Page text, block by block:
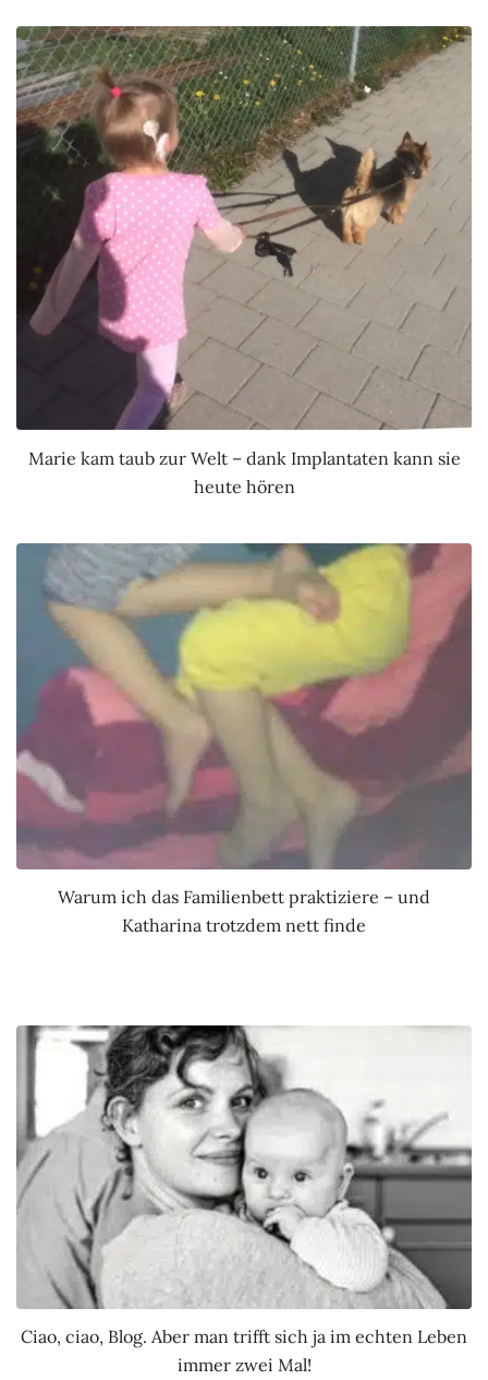
Marie kam taub zur Welt – dank Implantaten kann sie
heute hören
Warum ich das Familienbett praktiziere – und
Katharina trotzdem nett finde
Ciao, ciao, Blog. Aber man trifft sich ja im echten Leben
immer zwei Mal!